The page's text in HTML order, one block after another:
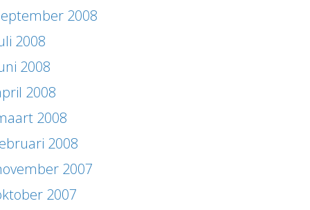
2008
2008
2008
2008
2008
2008
2007
2007